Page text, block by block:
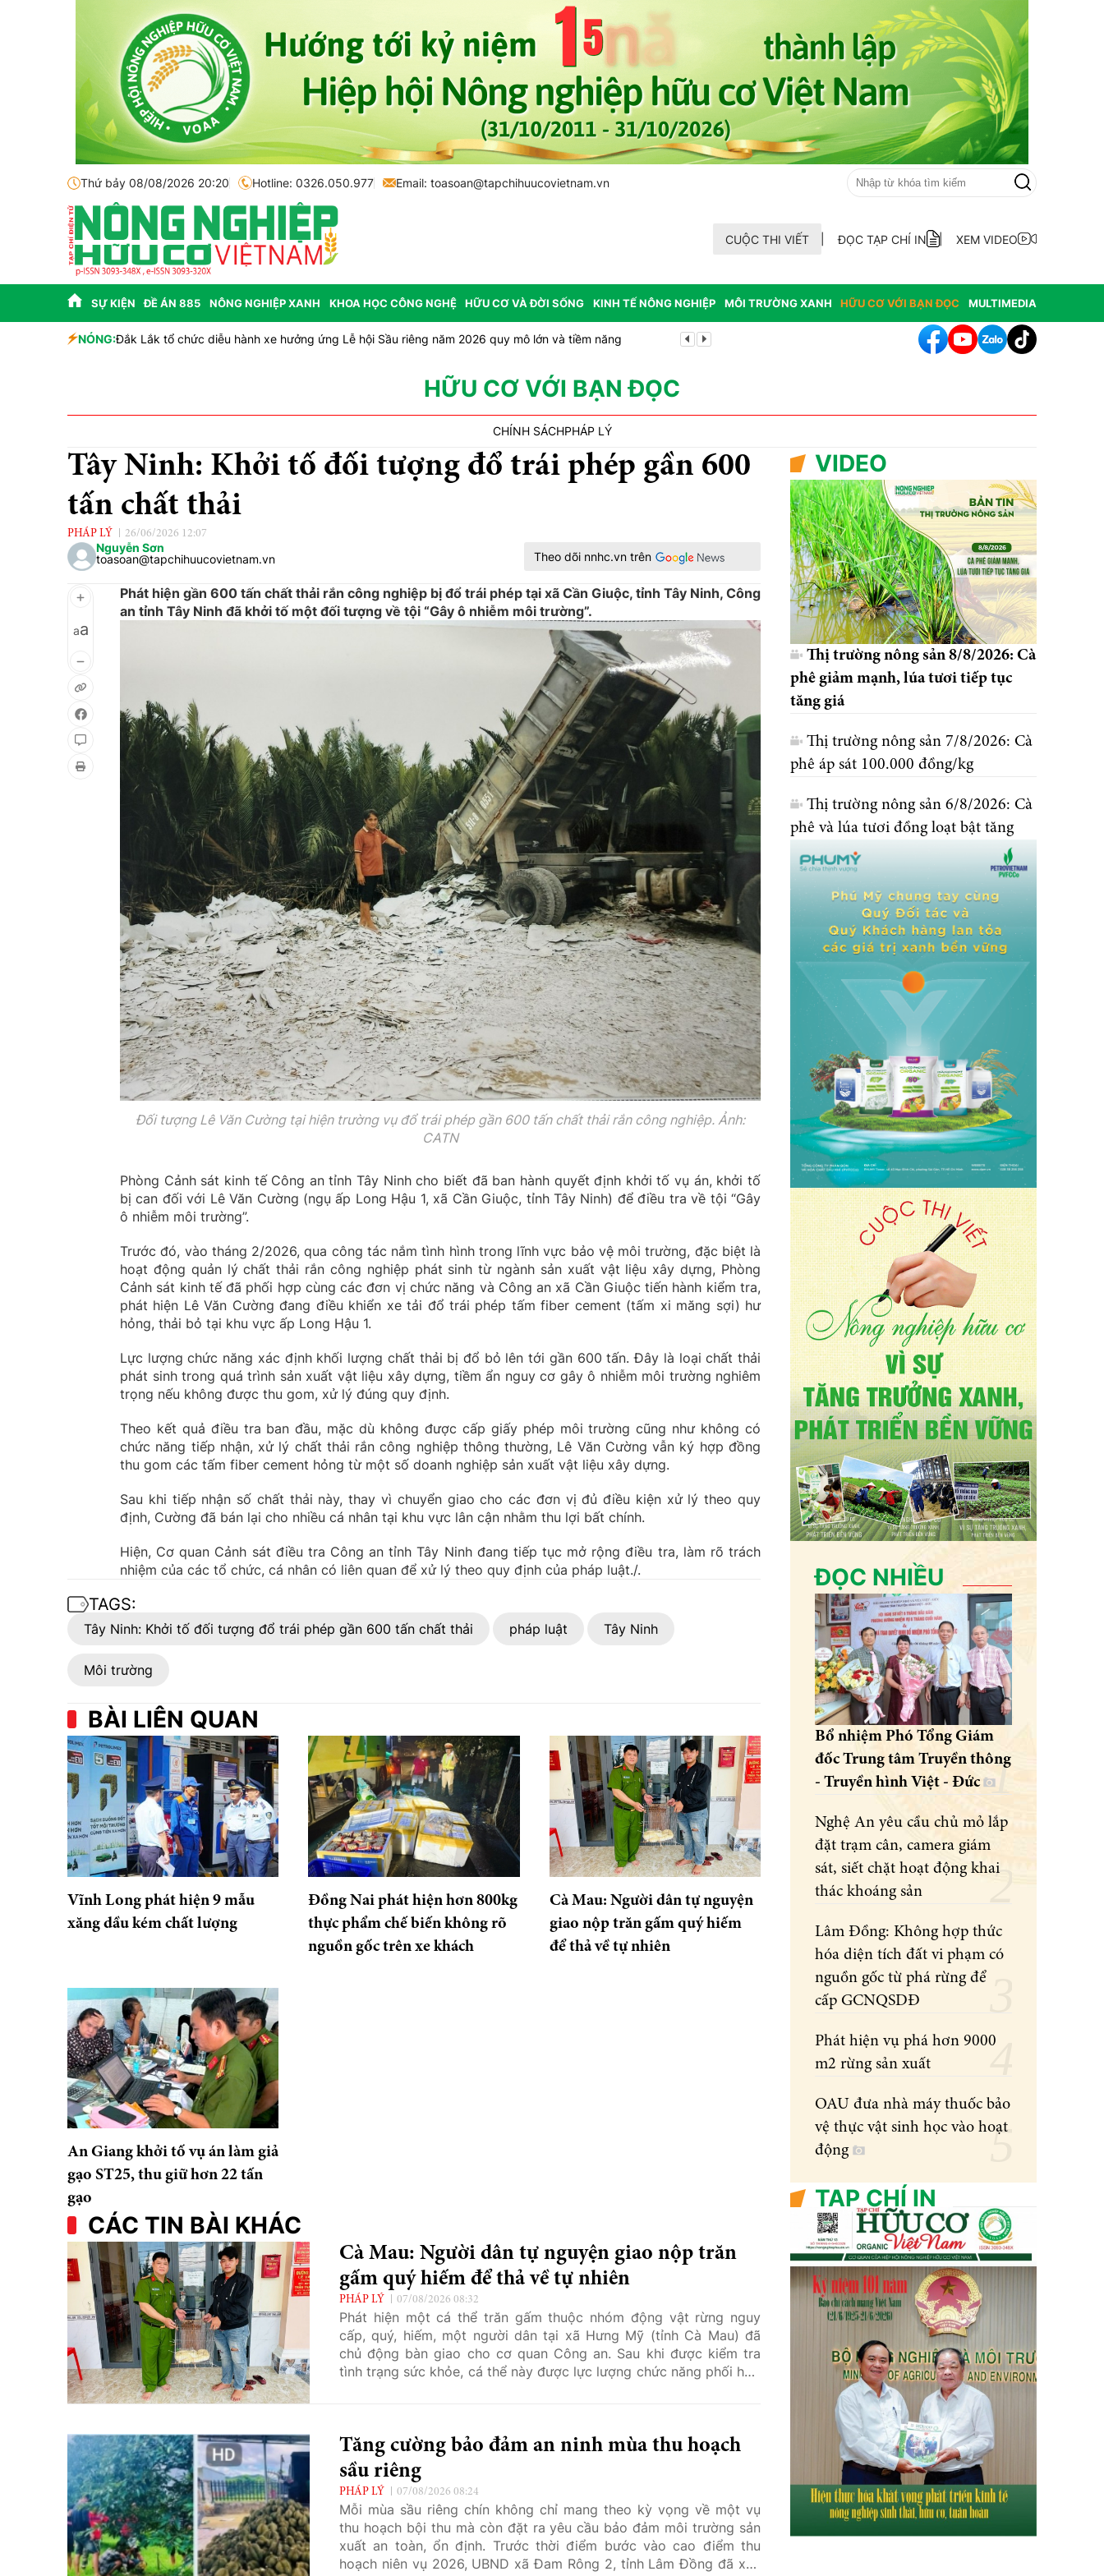
Thứ bảy 08/08/2026 20:20 Hotline: 0326.050.977 Email: toasoan@tapchihuucovietnam.vn
CUỘC THI VIẾT ĐỌC TẠP CHÍ IN XEM VIDEO
SỰ KIỆN ĐỀ ÁN 885 NÔNG NGHIỆP XANH KHOA HỌC CÔNG NGHỆ HỮU CƠ VÀ ĐỜI SỐNG KINH TẾ NÔNG NGHIỆP MÔI TRƯỜNG XANH HỮU CƠ VỚI BẠN ĐỌC MULTIMEDIA
NÓNG:Đắk Lắk tổ chức diễu hành xe hưởng ứng Lễ hội Sầu riêng năm 2026 quy mô lớn và tiềm năng Vĩnh Long phát hiện 9 mẫu xăng dầu kém chất lượng
HỮU CƠ VỚI BẠN ĐỌC
CHÍNH SÁCHPHÁP LÝ
Tây Ninh: Khởi tố đối tượng đổ trái phép gần 600
tấn chất thải
PHÁP LÝ 26/06/2026 12:07
Nguyễn Sơn
toasoan@tapchihuucovietnam.vn
Theo dõi nnhc.vn trên
aa
Phát hiện gần 600 tấn chất thải rắn công nghiệp bị đổ trái phép tại xã Cần Giuộc, tỉnh Tây Ninh, Công
an tỉnh Tây Ninh đã khởi tố một đối tượng về tội “Gây ô nhiễm môi trường”.
Đối tượng Lê Văn Cường tại hiện trường vụ đổ trái phép gần 600 tấn chất thải rắn công nghiệp. Ảnh:
CATN
Phòng Cảnh sát kinh tế Công an tỉnh Tây Ninh cho biết đã ban hành quyết định khởi tố vụ án, khởi tố
bị can đối với Lê Văn Cường (ngụ ấp Long Hậu 1, xã Cần Giuộc, tỉnh Tây Ninh) để điều tra về tội “Gây
ô nhiễm môi trường”.
Trước đó, vào tháng 2/2026, qua công tác nắm tình hình trong lĩnh vực bảo vệ môi trường, đặc biệt là
hoạt động quản lý chất thải rắn công nghiệp phát sinh từ ngành sản xuất vật liệu xây dựng, Phòng
Cảnh sát kinh tế đã phối hợp cùng các đơn vị chức năng và Công an xã Cần Giuộc tiến hành kiểm tra,
phát hiện Lê Văn Cường đang điều khiển xe tải đổ trái phép tấm fiber cement (tấm xi măng sợi) hư
hỏng, thải bỏ tại khu vực ấp Long Hậu 1.
Lực lượng chức năng xác định khối lượng chất thải bị đổ bỏ lên tới gần 600 tấn. Đây là loại chất thải
phát sinh trong quá trình sản xuất vật liệu xây dựng, tiềm ẩn nguy cơ gây ô nhiễm môi trường nghiêm
trọng nếu không được thu gom, xử lý đúng quy định.
Theo kết quả điều tra ban đầu, mặc dù không được cấp giấy phép môi trường cũng như không có
chức năng tiếp nhận, xử lý chất thải rắn công nghiệp thông thường, Lê Văn Cường vẫn ký hợp đồng
thu gom các tấm fiber cement hỏng từ một số doanh nghiệp sản xuất vật liệu xây dựng.
Sau khi tiếp nhận số chất thải này, thay vì chuyển giao cho các đơn vị đủ điều kiện xử lý theo quy
định, Cường đã bán lại cho nhiều cá nhân tại khu vực lân cận nhằm thu lợi bất chính.
Hiện, Cơ quan Cảnh sát điều tra Công an tỉnh Tây Ninh đang tiếp tục mở rộng điều tra, làm rõ trách
nhiệm của các tổ chức, cá nhân có liên quan để xử lý theo quy định của pháp luật./.
TAGS:
Tây Ninh: Khởi tố đối tượng đổ trái phép gần 600 tấn chất thải pháp luật Tây Ninh
Môi trường
BÀI LIÊN QUAN
Vĩnh Long phát hiện 9 mẫu
xăng dầu kém chất lượng
Đồng Nai phát hiện hơn 800kg
thực phẩm chế biến không rõ
nguồn gốc trên xe khách
Cà Mau: Người dân tự nguyện
giao nộp trăn gấm quý hiếm
để thả về tự nhiên
An Giang khởi tố vụ án làm giả
gạo ST25, thu giữ hơn 22 tấn
gạo
CÁC TIN BÀI KHÁC
Cà Mau: Người dân tự nguyện giao nộp trăn
gấm quý hiếm để thả về tự nhiên
PHÁP LÝ 07/08/2026 08:32
Phát hiện một cá thể trăn gấm thuộc nhóm động vật rừng nguy
cấp, quý, hiếm, một người dân tại xã Hưng Mỹ (tỉnh Cà Mau) đã
chủ động bàn giao cho cơ quan Công an. Sau khi được kiểm tra
tình trạng sức khỏe, cá thể này được lực lượng chức năng phối hợp
Tăng cường bảo đảm an ninh mùa thu hoạch
sầu riêng
PHÁP LÝ 07/08/2026 08:24
Mỗi mùa sầu riêng chín không chỉ mang theo kỳ vọng về một vụ
thu hoạch bội thu mà còn đặt ra yêu cầu bảo đảm môi trường sản
xuất an toàn, ổn định. Trước thời điểm bước vào cao điểm thu
hoạch niên vụ 2026, UBND xã Đam Rông 2, tỉnh Lâm Đồng đã xây
VIDEO
Thị trường nông sản 8/8/2026: Cà
phê giảm mạnh, lúa tươi tiếp tục
tăng giá
Thị trường nông sản 7/8/2026: Cà
phê áp sát 100.000 đồng/kg
Thị trường nông sản 6/8/2026: Cà
phê và lúa tươi đồng loạt bật tăng
ĐỌC NHIỀU
Bổ nhiệm Phó Tổng Giám
đốc Trung tâm Truyền thông
- Truyền hình Việt - Đức
Nghệ An yêu cầu chủ mỏ lắp
đặt trạm cân, camera giám
sát, siết chặt hoạt động khai
thác khoáng sản
Lâm Đồng: Không hợp thức
hóa diện tích đất vi phạm có
nguồn gốc từ phá rừng để
cấp GCNQSDĐ
Phát hiện vụ phá hơn 9000
m2 rừng sản xuất
OAU đưa nhà máy thuốc bảo
vệ thực vật sinh học vào hoạt
động
TẠP CHÍ IN